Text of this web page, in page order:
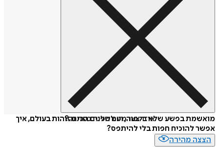
איזה פורמט לשלוח כמתנה?
מואשמת בפשע שלא ביצעה, ועם הפנים הכי מזוהות בעולם, איך
אפשר להוכיח חפות בלי להיתפס?
הצצה מהירה